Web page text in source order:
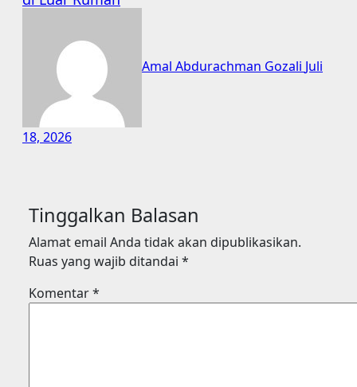
Amal Abdurachman Gozali Juli
18, 2026
Tinggalkan Balasan
Alamat email Anda tidak akan dipublikasikan.
Ruas yang wajib ditandai *
Komentar*